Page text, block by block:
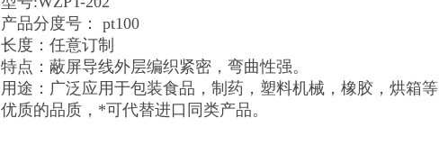
产品分度号： pt100
长度：任意订制
特点：蔽屏导线外层编织紧密，弯曲性强。
用途：广泛应用于包装食品，制药，塑料机械，橡胶，烘箱等
优质的品质，*可代替进口同类产品。